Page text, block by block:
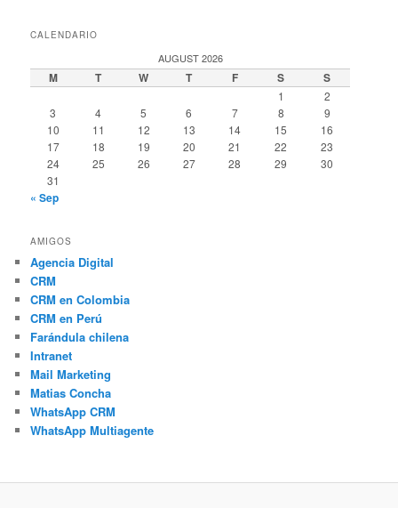
CALENDARIO
AUGUST 2026
M T W T F S S
1
2
3
4 5 6 7 8
9
10
11 12 13 14 15
16
17
18 19 20 21 22
23
24
25 26 27 28 29
30
31
« Sep
AMIGOS
Agencia Digital
CRM
CRM en Colombia
CRM en Perú
Farándula chilena
Intranet
Mail Marketing
Matias Concha
WhatsApp CRM
WhatsApp Multiagente